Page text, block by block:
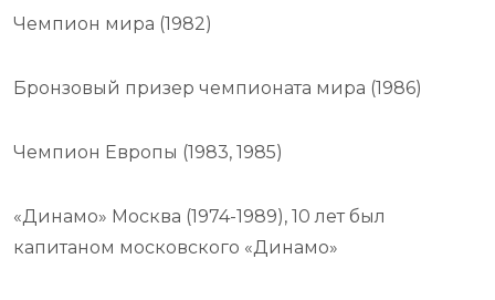
Чемпион мира (1982)
Бронзовый призер чемпионата мира (1986)
Чемпион Европы (1983, 1985)
«Динамо» Москва (1974-1989), 10 лет был
капитаном московского «Динамо»